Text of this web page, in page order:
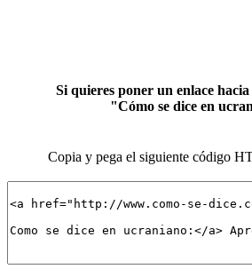
Si quieres poner un enlace
"Cómo se dice en
Copia y pega el siguiente código